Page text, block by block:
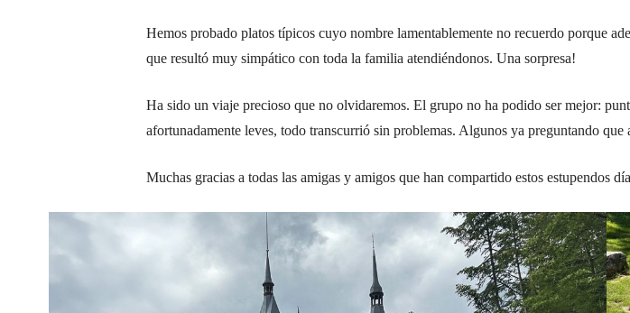
Hemos probado platos típicos cuyo nombre lamentablemente no recuerdo porque
que resultó muy simpático con toda la familia atendiéndonos. Una sorpresa!
Ha sido un viaje precioso que no olvidaremos. El grupo no ha podido ser mejor:
afortunadamente leves, todo transcurrió sin problemas. Algunos ya preguntando que
Muchas gracias a todas las amigas y amigos que han compartido estos estupendos